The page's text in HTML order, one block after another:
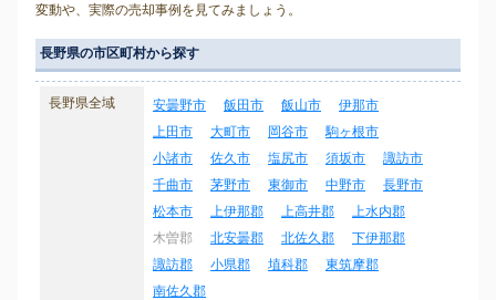
変動や、実際の売却事例を見てみましょう。
長野県の市区町村から探す
長野県全域 安曇野市 飯田市 飯山市
伊那市
上田市
大町市 岡谷市
駒ヶ根市
小諸市
佐久市 塩尻市 須坂市
諏訪市
千曲市
茅野市 東御市 中野市
長野市
松本市
上伊那郡 上高井郡
上水内郡
木曽郡
北安曇郡 北佐久郡
下伊那郡
諏訪郡
小県郡 埴科郡
東筑摩郡
南佐久郡